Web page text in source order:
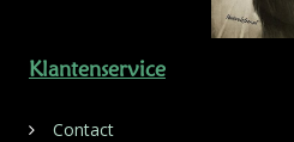
Klantenservice
Contact